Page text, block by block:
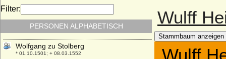
Wulff
Stammbaum anzeigen
Wulff
Filter:
PERSONEN ALPHABETISCH
Zweibrücken-Neuburg
* 04.11.1578; + 20.03.1653
Wolfgang zu Castell-Rüdenhausen, Fürst
Wolfgang zu Stolberg
* 01.10.1501; + 08.03.1552